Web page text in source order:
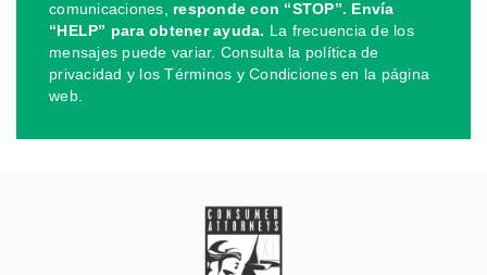
comunicaciones, responde con “STOP”. Envía
“HELP” para obtener ayuda. La frecuencia de los
mensajes puede variar. Consulta la política de
privacidad y los Términos y Condiciones en la página
web.